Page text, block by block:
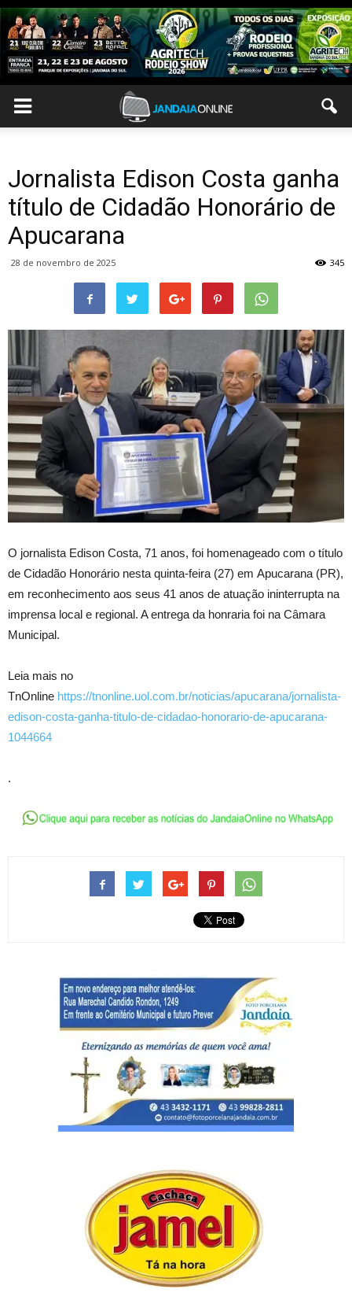
Jornalista Edison Costa ganha
título de Cidadão Honorário de
Apucarana
28 de novembro de 2025 345
O jornalista Edison Costa, 71 anos, foi homenageado com o título
de Cidadão Honorário nesta quinta-feira (27) em Apucarana (PR),
em reconhecimento aos seus 41 anos de atuação ininterrupta na
imprensa local e regional. A entrega da honraria foi na Câmara
Municipal.
Leia mais no
TnOnline https://tnonline.uol.com.br/noticias/apucarana/jornalista-
edison-costa-ganha-titulo-de-cidadao-honorario-de-apucarana-
1044664
.